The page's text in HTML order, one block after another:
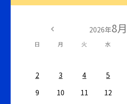
2026年8月
日 月 火 水
2
3 4 5
9
10 11 12